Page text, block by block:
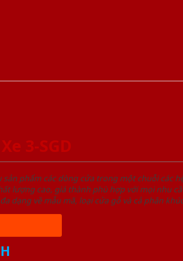
3-SGD
phẩm các dòng cửa trong một chuỗi các
lượng cao, giá thành phù hợp với mọi nhu
dạng về mẫu mã, loại cửa gỗ và cả phân